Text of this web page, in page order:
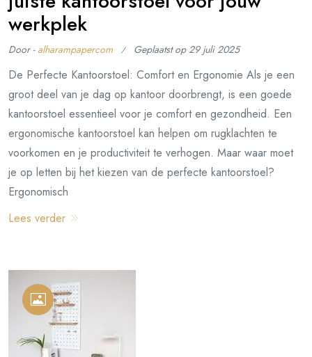
werkplek
Door - alharampapercom Geplaatst op29 juli 2025
De Perfecte Kantoorstoel: Comfort en Ergonomie Als je een
groot deel van je dag op kantoor doorbrengt, is een goede
kantoorstoel essentieel voor je comfort en gezondheid. Een
ergonomische kantoorstoel kan helpen om rugklachten te
voorkomen en je productiviteit te verhogen. Maar waar moet
je op letten bij het kiezen van de perfecte kantoorstoel?
Ergonomisch
Lees verder